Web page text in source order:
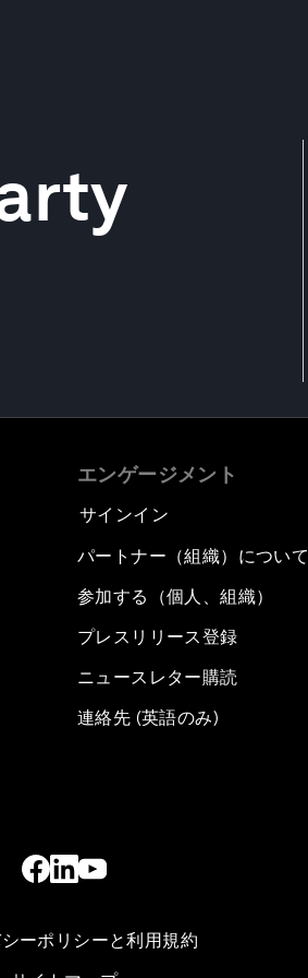
エンゲージメント
サインイン
パートナー（組織）について
参加する（個人、組織）
プレスリリース登録
ニュースレター購読
連絡先 (英語のみ)
ーポリシーと利用規約